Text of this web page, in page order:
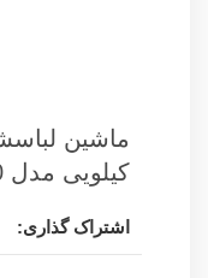
کیلویی مدل WM-500
اشتراک گذاری: